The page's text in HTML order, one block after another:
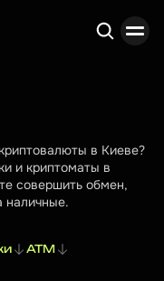
в Киеве?
и криптоматы в
совершить обмен,
наличные.
ATM